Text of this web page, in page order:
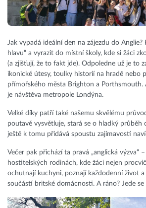
Jak vypadá ideální den na zájezdu do
hlavu“ a vyrazit do místní školy, kde si žáci
(a zjišťují, že to fakt jde). Odpoledne už je to
ikonické útesy, toulky historií na hradě nebo
přímořského města Brighton a Porthsmouth.
je návštěva metropole Londýna.
Velké díky patří také našemu skvělému
poutavě vysvětluje, stará se o hladký průběh
ještě k tomu přidává spoustu zajímavostí
Večer pak přichází ta pravá „anglická výzva“
hostitelských rodinách, kde žáci nejen
ochutnají kuchyni, poznají každodenní život
součástí britské domácnosti. A ráno? Jede se